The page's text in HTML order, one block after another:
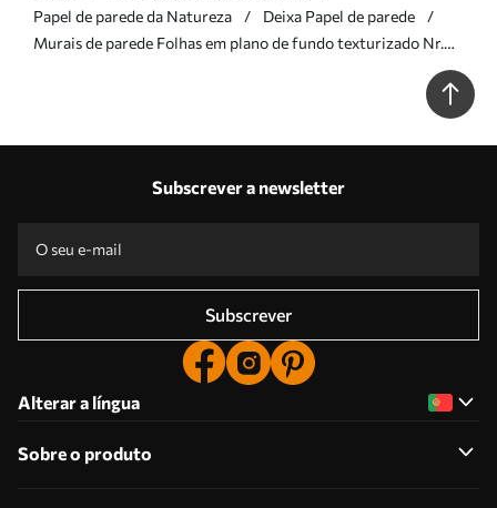
Papel de parede da Natureza
Deixa Papel de parede
Murais de parede Folhas em plano de fundo texturizado Nr.
Subscrever a newsletter
Subscrever
Alterar a língua
Sobre o produto